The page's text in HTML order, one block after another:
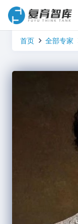
首页 全部专家